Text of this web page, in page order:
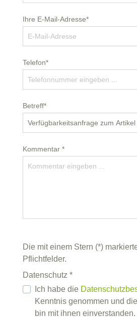
Ihre E-Mail-Adresse*
Telefon*
Betreff*
Kommentar *
Die mit einem Stern (*)
Pflichtfelder.
Datenschutz *
Ich habe die
Kenntnis genommen und die
bin mit ihnen einverstanden.